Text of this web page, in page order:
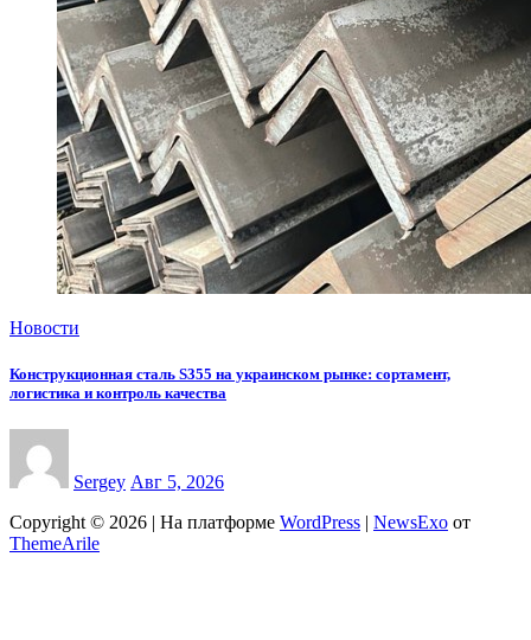
Новости
Конструкционная сталь S355 на украинском рынке: сортамент,
логистика и контроль качества
Sergey Авг 5, 2026
Copyright © 2026 | На платформе WordPress | NewsExo от
ThemeArile